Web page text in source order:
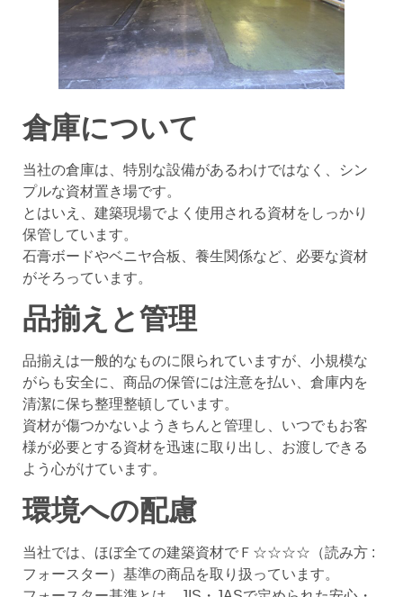
倉庫について
当社の倉庫は、特別な設備があるわけではなく、シン
プルな資材置き場です。
とはいえ、建築現場でよく使用される資材をしっかり
保管しています。
石膏ボードやベニヤ合板、養生関係など、必要な資材
がそろっています。
品揃えと管理
品揃えは一般的なものに限られていますが、小規模な
がらも安全に、商品の保管には注意を払い、倉庫内を
清潔に保ち整理整頓しています。
資材が傷つかないようきちんと管理し、いつでもお客
様が必要とする資材を迅速に取り出し、お渡しできる
よう心がけています。
環境への配慮
当社では、ほぼ全ての建築資材でＦ☆☆☆☆（読み方 :
フォースター）基準の商品を取り扱っています。